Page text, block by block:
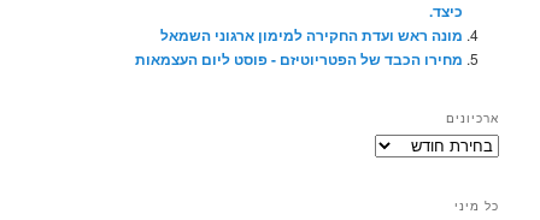
כיצד.
מונה ראש ועדת החקירה למימון ארגוני השמאל
מחירו הכבד של הפטריוטיזם - פוסט ליום העצמאות
ארכיונים
ארכיונים
כל מיני